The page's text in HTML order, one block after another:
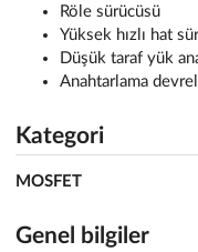
Röle sürücüsü
Yüksek hızlı hat
Düşük taraf yük
Anahtarlama
Kategori
MOSFET
Genel bilgiler